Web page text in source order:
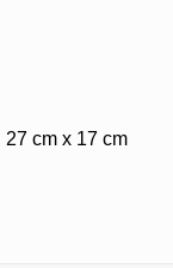
cm x 17 cm